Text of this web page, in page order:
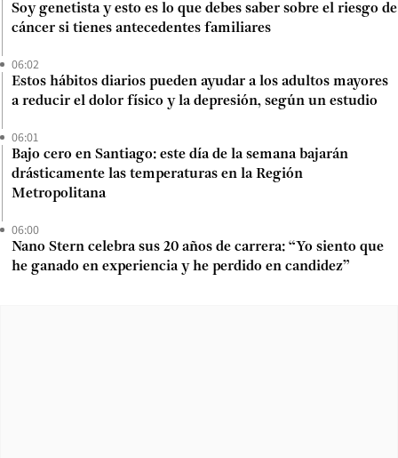
Soy genetista y esto es lo que debes saber sobre el riesgo de
cáncer si tienes antecedentes familiares
06:02
Estos hábitos diarios pueden ayudar a los adultos mayores
a reducir el dolor físico y la depresión, según un estudio
06:01
Bajo cero en Santiago: este día de la semana bajarán
drásticamente las temperaturas en la Región
Metropolitana
06:00
Nano Stern celebra sus 20 años de carrera: “Yo siento que
he ganado en experiencia y he perdido en candidez”